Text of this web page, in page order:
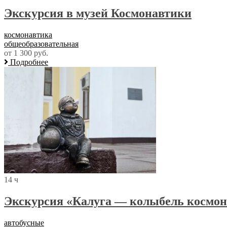
Экскурсия в музей Космонавтики
космонавтика
общеобразовательная
от 1 300 руб.
Подробнее
14 ч
Экскурсия «Калуга — колыбель
автобусные